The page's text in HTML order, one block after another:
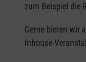
zum Beispiel die
Gerne bieten wir
Inhouse-